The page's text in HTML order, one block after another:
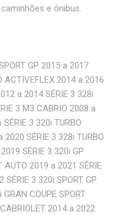
e ônibus.
GP 2015 a 2017
ACTIVEFLEX 2014 a 2016
a 2014 SÉRIE 3 328i
3 M3 CABRIO 2008 a
3 320i TURBO
2020 SÉRIE 3 328i TURBO
SÉRIE 3 320i GP
AUTO 2019 a 2021 SÉRIE
3 320i SPORT GP
COUPE SPORT
2014 a 2022